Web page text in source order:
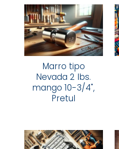
Marro tipo
Nevada 2 lbs.
mango 10-3/4",
Pretul